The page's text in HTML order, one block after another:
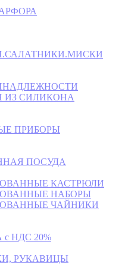
ИЗ СИЛИКОНА
ПРИБОРЫ
ПОСУДА
КАСТРЮЛИ
НАБОРЫ
ЧАЙНИКИ
НДС 20%
РУКАВИЦЫ